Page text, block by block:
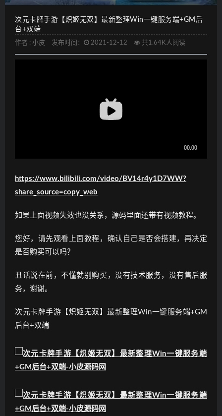
次元卡牌手游【炽姬无双】最新整理Win一键服务端+GM后
台+双端
作者 : 小皮 发布时间： 2021-12-12 共1.64K人阅读
https://www.bilibili.com/video/BV14r4y1D7WW?
share_source=copy_web
如果上面视频失效也没关系，源码里面还带有视频教程。
您好，请先观看上面教程，确认自己是否会搭建，再决定
是否购买可以吗？
丑话说在前，不懂就别购买，没有技术服务，没有售后服
务，谢谢。
次元卡牌手游【炽姬无双】最新整理Win一键服务端+GM
后台+双端